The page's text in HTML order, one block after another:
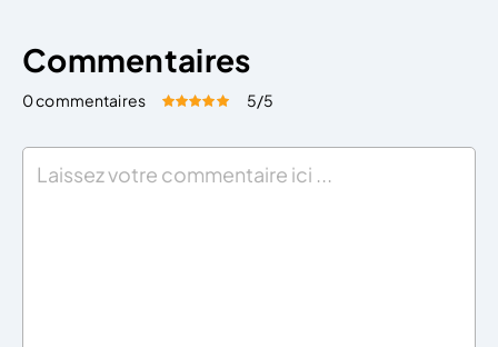
Commentaires
0 commentaires Évaluez cet article:
5/5